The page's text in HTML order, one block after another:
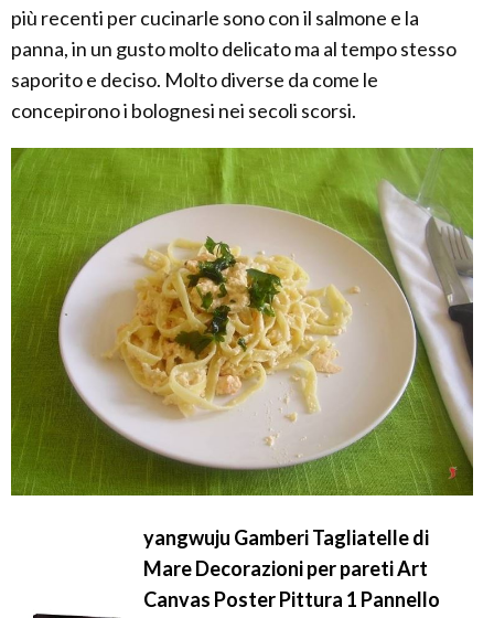
più recenti per cucinarle sono con il salmone e la
panna, in un gusto molto delicato ma al tempo stesso
saporito e deciso. Molto diverse da come le
concepirono i bolognesi nei secoli scorsi.
yangwuju Gamberi Tagliatelle di
Mare Decorazioni per pareti Art
Canvas Poster Pittura 1 Pannello